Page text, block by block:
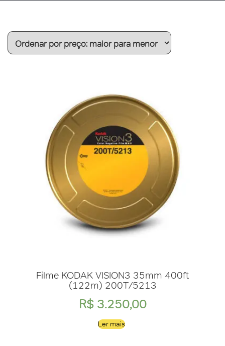
Filme KODAK VISION3 35mm 400ft
(122m) 200T/5213
R$3.250,00
Ler mais